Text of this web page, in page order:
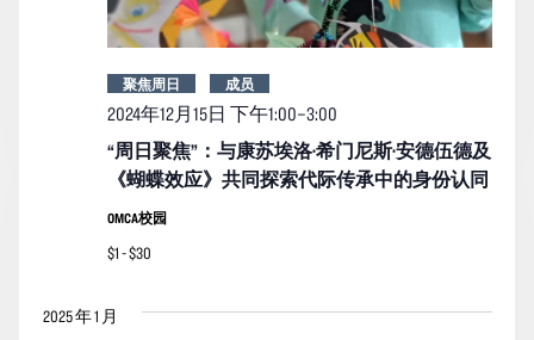
“周日聚焦”：与康苏埃洛·希门尼斯·安德伍德及
《蝴蝶效应》共同探索代际传承中的身份认同
2024年12月15日 下午1:00–3:00
聚焦周日 成员
OMCA校园
$1 - $30
2025 年 1 月